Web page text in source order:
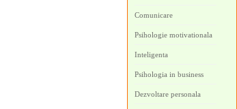
Comunicare
Psihologie motivationala
Inteligenta
Psihologia in business
Dezvoltare personala